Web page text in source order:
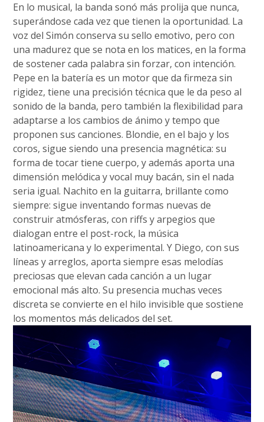
En lo musical, la banda sonó más prolija que nunca,
superándose cada vez que tienen la oportunidad. La
voz del Simón conserva su sello emotivo, pero con
una madurez que se nota en los matices, en la forma
de sostener cada palabra sin forzar, con intención.
Pepe en la batería es un motor que da firmeza sin
rigidez, tiene una precisión técnica que le da peso al
sonido de la banda, pero también la flexibilidad para
adaptarse a los cambios de ánimo y tempo que
proponen sus canciones. Blondie, en el bajo y los
coros, sigue siendo una presencia magnética: su
forma de tocar tiene cuerpo, y además aporta una
dimensión melódica y vocal muy bacán, sin el nada
seria igual. Nachito en la guitarra, brillante como
siempre: sigue inventando formas nuevas de
construir atmósferas, con riffs y arpegios que
dialogan entre el post-rock, la música
latinoamericana y lo experimental. Y Diego, con sus
líneas y arreglos, aporta siempre esas melodías
preciosas que elevan cada canción a un lugar
emocional más alto. Su presencia muchas veces
discreta se convierte en el hilo invisible que sostiene
los momentos más delicados del set.